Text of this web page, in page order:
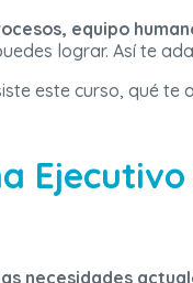
equipo
lograr. Así te
este curso, qué te
necesidades